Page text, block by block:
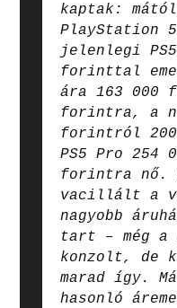
kaptak:
PlayStation
jelenlegi
forinttal
ára 163 000
forintra, a
forintról
PS5 Pro 254
forintra nő.
vacillált a
nagyobb
tart – még
konzolt, de
marad így.
hasonló